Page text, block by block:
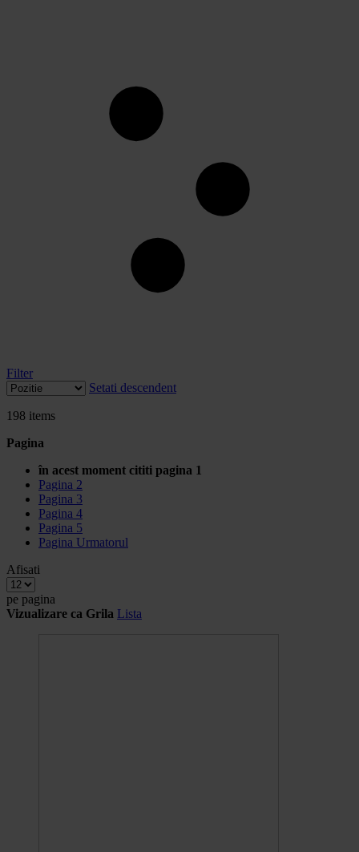
Filter
Setati descendent
198 items
Pagina
în acest moment cititi pagina 1
Pagina 2
Pagina 3
Pagina 4
Pagina 5
Pagina Urmatorul
Afisati
pe pagina
Vizualizare ca Grila Lista